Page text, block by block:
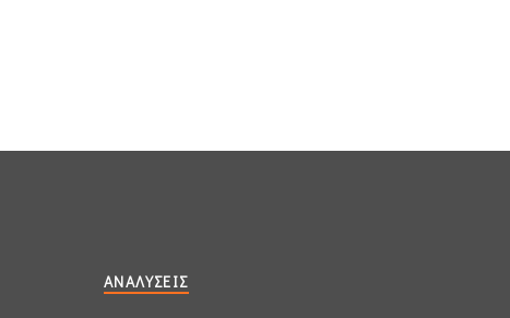
ΑΝΑΛΎΣΕΙΣ